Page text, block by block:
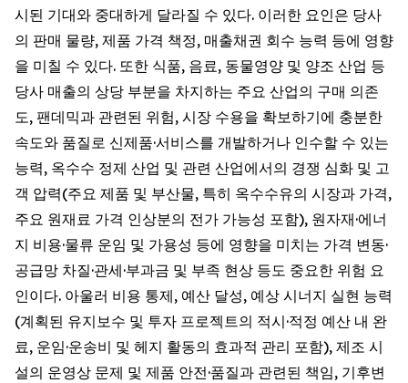
시된 기대와 중대하게 달라질 수 있다. 이러한 요인은 당사
의 판매 물량, 제품 가격 책정, 매출채권 회수 능력 등에 영향
을 미칠 수 있다. 또한 식품, 음료, 동물영양 및 양조 산업 등
당사 매출의 상당 부분을 차지하는 주요 산업의 구매 의존
도, 팬데믹과 관련된 위험, 시장 수용을 확보하기에 충분한
속도와 품질로 신제품·서비스를 개발하거나 인수할 수 있는
능력, 옥수수 정제 산업 및 관련 산업에서의 경쟁 심화 및 고
객 압력(주요 제품 및 부산물, 특히 옥수수유의 시장과 가격,
주요 원재료 가격 인상분의 전가 가능성 포함), 원자재·에너
지 비용·물류 운임 및 가용성 등에 영향을 미치는 가격 변동·
공급망 차질·관세·부과금 및 부족 현상 등도 중요한 위험 요
인이다. 아울러 비용 통제, 예산 달성, 예상 시너지 실현 능력
(계획된 유지보수 및 투자 프로젝트의 적시·적정 예산 내 완
료, 운임·운송비 및 헤지 활동의 효과적 관리 포함), 제조 시
설의 운영상 문제 및 제품 안전·품질과 관련된 책임, 기후변